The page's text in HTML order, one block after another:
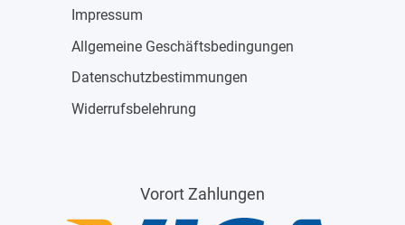
Impressum
Allgemeine Geschäftsbedingungen
Datenschutzbestimmungen
Widerrufsbelehrung
Vorort Zahlungen